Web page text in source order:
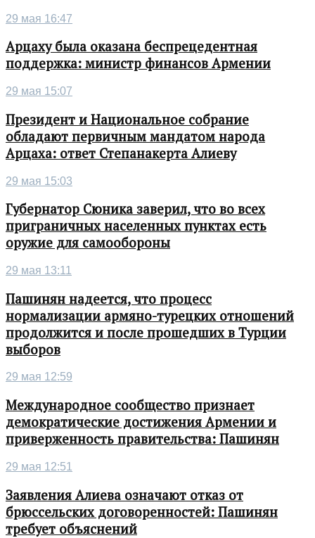
29 мая 16:47
Арцаху была оказана беспрецедентная
поддержка: министр финансов Армении
29 мая 15:07
Президент и Национальное собрание
обладают первичным мандатом народа
Арцаха: ответ Степанакерта Алиеву
29 мая 15:03
Губернатор Сюника заверил, что во всех
приграничных населенных пунктах есть
оружие для самообороны
29 мая 13:11
Пашинян надеется, что процесс
нормализации армяно-турецких отношений
продолжится и после прошедших в Турции
выборов
29 мая 12:59
Международное сообщество признает
демократические достижения Армении и
приверженность правительства: Пашинян
29 мая 12:51
Заявления Алиева означают отказ от
брюссельских договоренностей: Пашинян
требует объяснений